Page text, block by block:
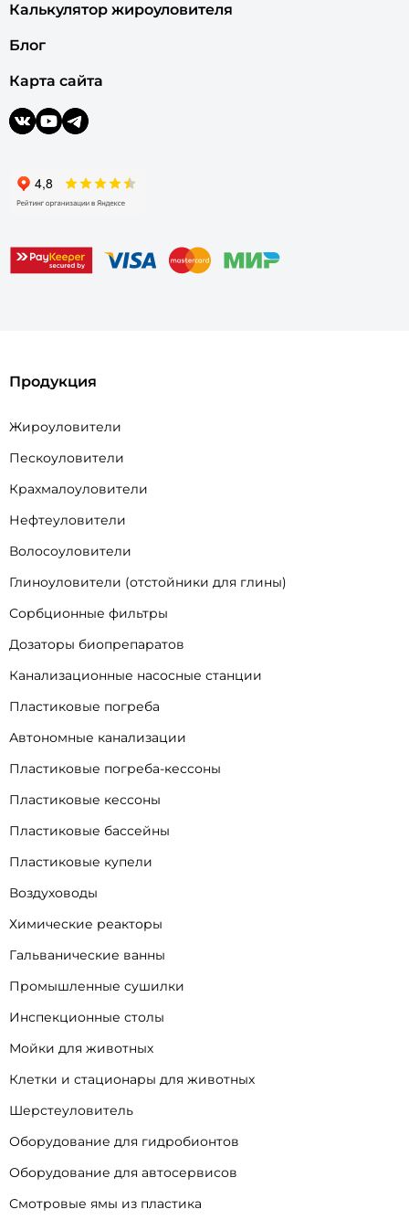
Калькулятор жироуловителя
Блог
Карта сайта
Продукция
Жироуловители
Пескоуловители
Крахмалоуловители
Нефтеуловители
Волосоуловители
Глиноуловители (отстойники для глины)
Сорбционные фильтры
Дозаторы биопрепаратов
Канализационные насосные станции
Пластиковые погреба
Автономные канализации
Пластиковые погреба-кессоны
Пластиковые кессоны
Пластиковые бассейны
Пластиковые купели
Воздуховоды
Химические реакторы
Гальванические ванны
Промышленные сушилки
Инспекционные столы
Мойки для животных
Клетки и стационары для животных
Шерстеуловитель
Оборудование для гидробионтов
Оборудование для автосервисов
Смотровые ямы из пластика